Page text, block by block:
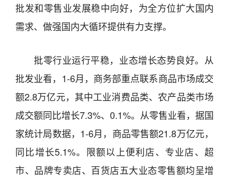
批发和零售业发展稳中向好，为全方位扩大国内
需求、做强国内大循环提供有力支撑。
批零行业运行平稳，业态增长态势良好。从
批发业看，1-6月，商务部重点联系商品市场成交
额2.8万亿元，其中工业消费品类、农产品类市场
成交额同比增长7.3%、0.1%。从零售业看，据国
家统计局数据，1-6月，商品零售额21.8万亿元，
同比增长5.1%。限额以上便利店、专业店、超
市、品牌专卖店、百货店五大业态零售额均呈增